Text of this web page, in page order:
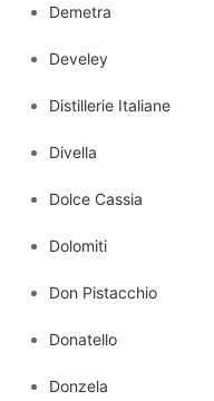
Demetra
Develey
Distillerie Italiane
Divella
Dolce Cassia
Dolomiti
Don Pistacchio
Donatello
Donzela